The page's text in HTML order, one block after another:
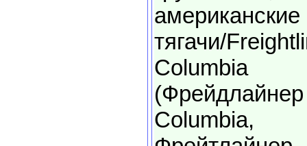
американские
тягачи/
Columbia
(Фрейдлайнер
Columbia,